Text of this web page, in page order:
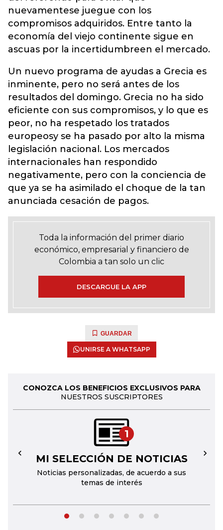
nuevamentese juegue con los
compromisos adquiridos. Entre tanto la
economía del viejo continente sigue en
ascuas por la incertidumbreen el mercado.
Un nuevo programa de ayudas a Grecia es
inminente, pero no será antes de los
resultados del domingo. Grecia no ha sido
eficiente con sus compromisos, y lo que es
peor, no ha respetado los tratados
europeosy se ha pasado por alto la misma
legislación nacional. Los mercados
internacionales han respondido
negativamente, pero con la conciencia de
que ya se ha asimilado el choque de la tan
anunciada cesación de pagos.
Toda la información del primer diario
económico, empresarial y financiero de
Colombia a tan solo un clic
DESCARGUE LA APP
GUARDAR
UNIRSE A WHATSAPP
CONOZCA LOS BENEFICIOS EXCLUSIVOS PARA
NUESTROS SUSCRIPTORES
1
MI SELECCIÓN DE NOTICIAS
Noticias personalizadas, de acuerdo a sus
temas de interés
← →